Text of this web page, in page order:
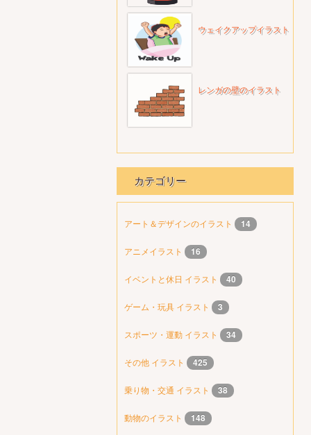
ウェイクアップイラスト
レンガの壁のイラスト
カテゴリー
アート＆デザインのイラスト 14
アニメイラスト 16
イベントと休日 イラスト 40
ゲーム・玩具 イラスト 3
スポーツ・運動 イラスト 34
その他 イラスト 425
乗り物・交通 イラスト 38
動物のイラスト 148